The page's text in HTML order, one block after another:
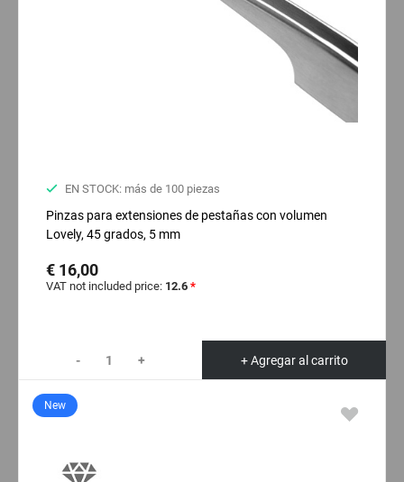
EN STOCK: más de 100 piezas
Pinzas para extensiones de pestañas con volumen
Lovely, 45 grados, 5 mm
€ 16,00
VAT not included price: 12.6 *
- + + Agregar al carrito
New